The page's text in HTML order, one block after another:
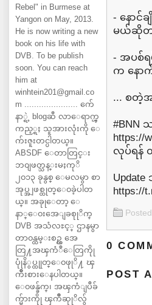
Rebel" in Burmese at
Yangon on May, 2013.
He is now writing a new
book on his life with
DVB. To be publish
soon. You can reach
him at
winhtein201@gmail.co
m ...................... က်ေ
နာ္ရဲ့ blogဆီ လာေရာက္ၾ
ကည့္ရႈ သူအားလုံးကို ေ
က်းဇူးတင္ပါတယ္။
ABSDF ေတာတြင္း
ဘ၀ျဖတ္သန္းမႈကုိ
၂၀၁၃ ခုနွစ္ ေမလမွာ စာ
အုပ္အျဖစ္ထုတ္ေ၀ခဲ့ပါတ
ယ္။ အခုုေတာ့ ေ
နာ္ေ၀းအေျခစုုိက္
DVB အသံလႊင့္ ဌာနမွာ
တာ၀န္ထမ္းစဥ္က အေ
တြ႔အၾကံဳေတြကိုု
ပုုံနိွပ္ထုုတ္ေ၀ဖုုိ႔ ၾ
ကိဳးစားေနပါတယ္။
ေ၀ဖန္ခ်က္၊ အၾကံျပဳခ်
က္မ်ားကိုု ၾကိဳဆုုိလ်ွ
- နော
မယ်ဆိုတ
- အပစ်
က နေ
... စတဲ့အ
#BNN
⁦https://
လုပ်ရန်
⁦https://
0
POST